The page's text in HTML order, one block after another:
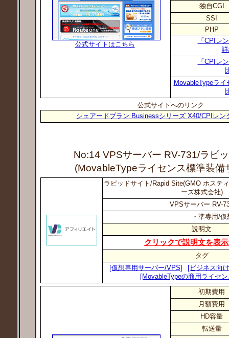
公式サイトはこちら
独自CGI
SSI
PHP
「CPIレ
「CPIレ
MovableTypeラ
公式サイトへのリンク
シェアードプラン Businessシリーズ X40/CPIレン
No:14 VPSサーバー RV-731/ラピ
(MovableTypeライセンス標準装備
ラピッドサイト/Rapid Site(GMO ホステ
ーズ株式会社)
VPSサーバー RV-
・準専用/
説明文
クリックで説明文を表
タグ
[仮想専用サーバー/VPS]
[ビジネス向
[MovableTypeの商用ライセ
初期費用
月額費用
HD容量
転送量